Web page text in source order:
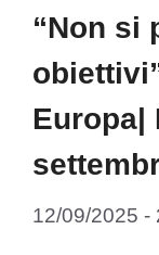
“Non si
Europa|
12/09/2025 -